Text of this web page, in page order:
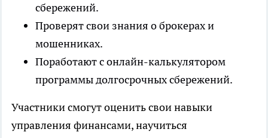
сбережений.
Проверят свои знания о брокерах и
мошенниках.
Поработают с онлайн-калькулятором
программы долгосрочных сбережений.
Участники смогут оценить свои навыки
управления финансами, научиться